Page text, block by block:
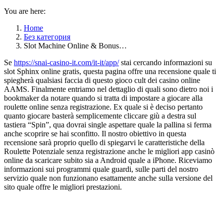
You are here:
Home
Без категория
Slot Machine Online & Bonus…
Se https://snai-casino-it.com/it-it/app/stai cercando informazioni su
slot Sphinx online gratis, questa pagina offre una recensione quale ti
spiegherà qualsiasi faccia di questo gioco cult dei casino online
AAMS. Finalmente entriamo nel dettaglio di quali sono dietro noi i
bookmaker da notare quando si tratta di impostare a giocare alla
roulette online senza registrazione. Ex quale si è deciso pertanto
quanto giocare basterà semplicemente cliccare giù a destra sul
tastiera “Spin”, qua dovrai single aspettare quale la pallina si ferma
anche scoprire se hai sconfitto. Il nostro obiettivo in questa
recensione sarà proprio quello di spiegarvi le caratteristiche della
Roulette Potenziale senza registrazione anche le migliori app casinò
online da scaricare subito sia a Android quale a iPhone. Riceviamo
informazioni sui programmi quale guardi, sulle parti del nostro
servizio quale non funzionano esattamente anche sulla versione del
sito quale offre le migliori prestazioni.